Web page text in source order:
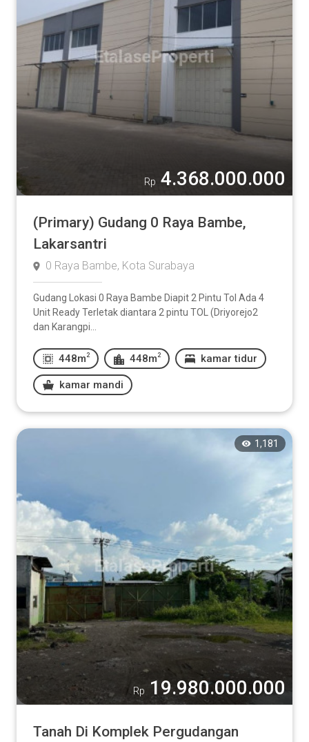
Rp 4.368.000.000
(Primary) Gudang 0 Raya Bambe,
Lakarsantri
0 Raya Bambe, Kota Surabaya
Gudang Lokasi 0 Raya Bambe Diapit 2 Pintu Tol Ada 4
Unit Ready Terletak diantara 2 pintu TOL (Driyorejo2
dan Karangpi...
448m 2 448m 2 kamar tidur
kamar mandi
1,181
Rp 19.980.000.000
Tanah Di Komplek Pergudangan